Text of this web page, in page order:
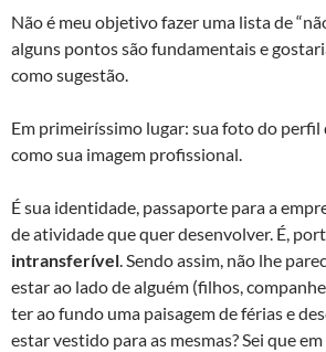
Não é meu objetivo fazer uma lista de
alguns pontos são fundamentais e
como sugestão.
Em primeiríssimo lugar: sua foto do
como sua imagem profissional.
É sua identidade, passaporte para a
de atividade que quer desenvolver. É,
intransferível. Sendo assim, não lhe
estar ao lado de alguém (filhos,
ter ao fundo uma paisagem de férias e
estar vestido para as mesmas? Sei que